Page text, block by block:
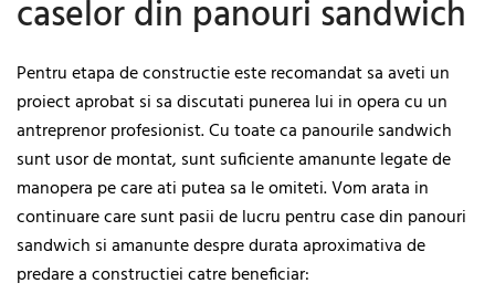
caselor din panouri sandwich
Pentru etapa de constructie este recomandat sa aveti un
proiect aprobat si sa discutati punerea lui in opera cu un
antreprenor profesionist. Cu toate ca panourile sandwich
sunt usor de montat, sunt suficiente amanunte legate de
manopera pe care ati putea sa le omiteti. Vom arata in
continuare care sunt pasii de lucru pentru case din panouri
sandwich si amanunte despre durata aproximativa de
predare a constructiei catre beneficiar: